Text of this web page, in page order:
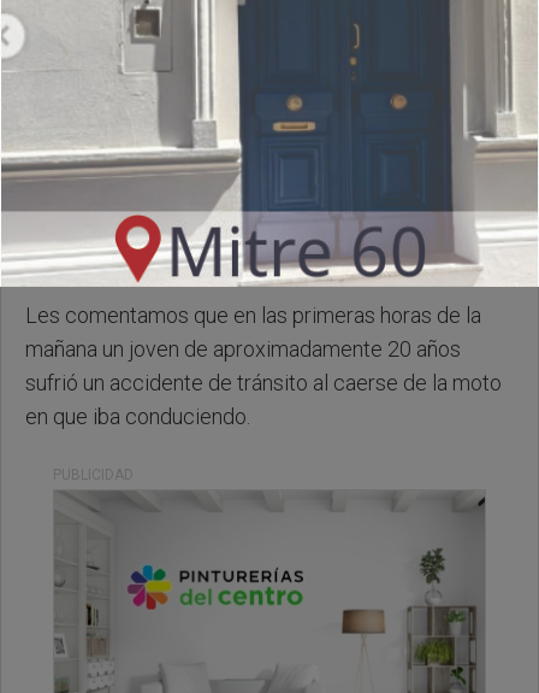
Sabado, 11 de Abril de 2026 . 08:46 Hs.
Les comentamos que en las primeras horas de la
mañana un joven de aproximadamente 20 años
sufrió un accidente de tránsito al caerse de la moto
en que iba conduciendo.
PUBLICIDAD